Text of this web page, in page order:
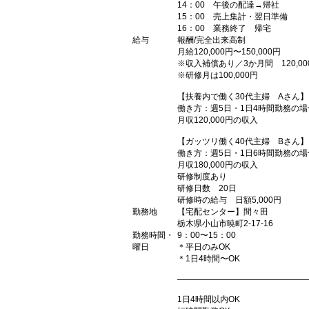
14：00 午後の配達→帰社
15：00 売上集計・翌日準備
16：00 業務終了 帰宅
給与
報酬/完全出来高制
月給120,000円〜150,000円
※収入補償あり／3か月間
※研修月は100,000円
【扶養内で働く30代主婦 Aさん】
働き方：週5日・1日4時間勤務の
月収120,000円の収入
【ガッツリ働く40代主婦 Bさん】
働き方：週5日・1日6時間勤務の
月収180,000円の収入
研修制度あり
研修日数 20日
研修時の給与 日額5,000円
勤務地
【宅配センター】間々田
栃木県小山市暁町2-17-16
勤務時間・
曜日
9：00〜15：00
＊平日のみOK
＊1日4時間〜OK
――――――――――――――――
1日4時間以内OK